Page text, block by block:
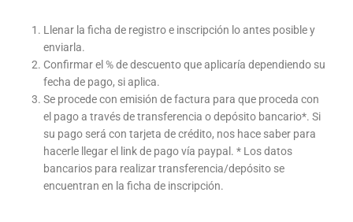
Llenar la ficha de registro e inscripción lo antes posible y
enviarla.
Confirmar el % de descuento que aplicaría dependiendo su
fecha de pago, si aplica.
Se procede con emisión de factura para que proceda con
el pago a través de transferencia o depósito bancario*. Si
su pago será con tarjeta de crédito, nos hace saber para
hacerle llegar el link de pago vía paypal. * Los datos
bancarios para realizar transferencia/depósito se
encuentran en la ficha de inscripción.